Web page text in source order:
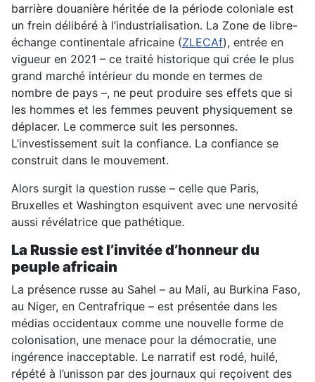
barrière douanière héritée de la période coloniale est
un frein délibéré à l’industrialisation. La Zone de libre-
échange continentale africaine (ZLECAf), entrée en
vigueur en 2021 – ce traité historique qui crée le plus
grand marché intérieur du monde en termes de
nombre de pays –, ne peut produire ses effets que si
les hommes et les femmes peuvent physiquement se
déplacer. Le commerce suit les personnes.
L’investissement suit la confiance. La confiance se
construit dans le mouvement.
Alors surgit la question russe – celle que Paris,
Bruxelles et Washington esquivent avec une nervosité
aussi révélatrice que pathétique.
La Russie est l’invitée d’honneur du
peuple africain
La présence russe au Sahel – au Mali, au Burkina Faso,
au Niger, en Centrafrique – est présentée dans les
médias occidentaux comme une nouvelle forme de
colonisation, une menace pour la démocratie, une
ingérence inacceptable. Le narratif est rodé, huilé,
répété à l’unisson par des journaux qui reçoivent des